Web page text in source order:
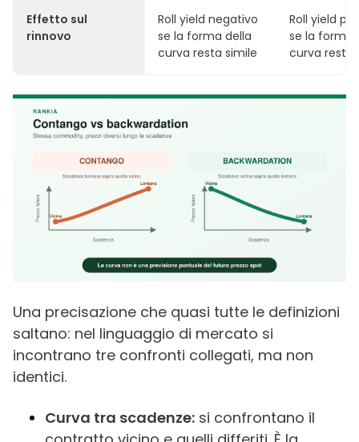
Effetto sul
rinnovo
Roll yield negativo
se la forma della
curva resta simile
Roll yield
se la forma
curva resta
Una precisazione che quasi tutte le definizioni
saltano: nel linguaggio di mercato si
incontrano tre confronti collegati, ma non
identici.
Curva tra scadenze: si confrontano il